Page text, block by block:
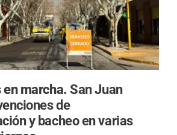
en marcha.San Juan
de
y bacheo en varias